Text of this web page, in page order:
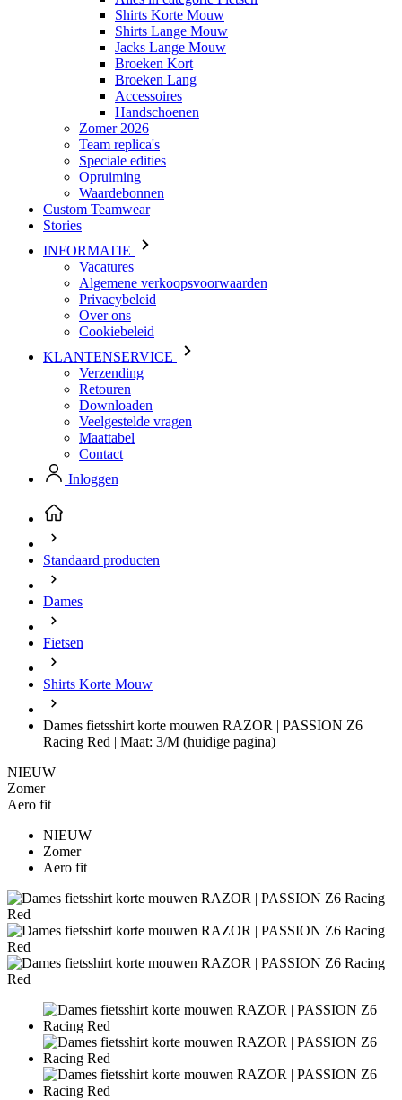
Shirts Korte Mouw
Shirts Lange Mouw
Jacks Lange Mouw
Broeken Kort
Broeken Lang
Accessoires
Handschoenen
Zomer 2026
Team replica's
Speciale edities
Opruiming
Waardebonnen
Custom Teamwear
Stories
INFORMATIE
Vacatures
Algemene verkoopsvoorwaarden
Privacybeleid
Over ons
Cookiebeleid
KLANTENSERVICE
Verzending
Retouren
Downloaden
Veelgestelde vragen
Maattabel
Contact
Inloggen
Standaard producten
Dames
Fietsen
Shirts Korte Mouw
Dames fietsshirt korte mouwen RAZOR | PASSION Z6
Racing Red | Maat: 3/M (huidige pagina)
NIEUW
Zomer
Aero fit
NIEUW
Zomer
Aero fit